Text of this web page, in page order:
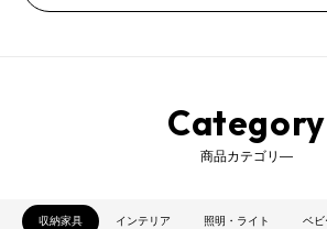
Category
商品カテゴリ―
収納家具 インテリア 照明・ライト ベビ